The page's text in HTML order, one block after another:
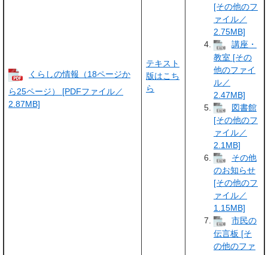
くらしの情報（18ページか
ら25ページ） [PDFファイル／
2.87MB]
テキスト
版はこち
ら
[その他のフ
ァイル／
2.75MB]
講座・
教室 [その
他のファイ
ル／
2.47MB]
図書館
[その他のフ
ァイル／
2.1MB]
その他
のお知らせ
[その他のフ
ァイル／
1.15MB]
市民の
伝言板 [そ
の他のファ